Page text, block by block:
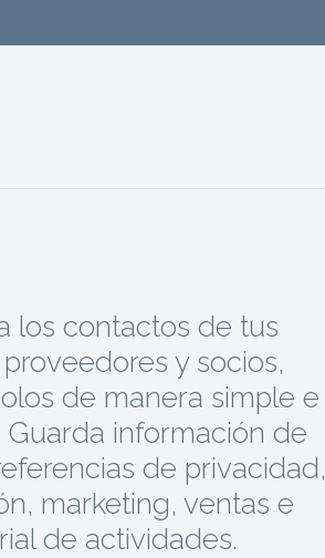
los contactos de tus
y socios,
de manera simple e
Guarda información de
de privacidad,
marketing, ventas e
de actividades.